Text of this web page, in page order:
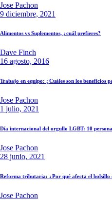
Jose Pachon
9 diciembre, 2021
Alimentos vs Suplementos, ¿cuál prefieres?
Dave Finch
16 agosto, 2016
Trabajo en equipo: ¿Cuáles son los beneficios
Jose Pachon
1 julio, 2021
Día internacional del orgullo LGBT: 10
Jose Pachon
28 junio, 2021
Reforma tributaria: ¿Por qué afecta el bolsillo
Jose Pachon